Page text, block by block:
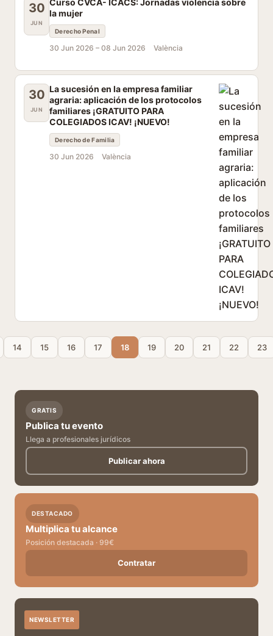
30
JUN
Curso CVCA- ICACS: Jornadas violencia sobre
la mujer
Derecho Penal
30 Jun 2026 – 08 Jun 2026 València
30
JUN
La sucesión en la empresa familiar
agraria: aplicación de los protocolos
familiares ¡GRATUITO PARA
COLEGIADOS ICAV! ¡NUEVO!
Derecho de Familia
30 Jun 2026 València
14 15 16 17 18 19 20 21 22 23
GRATIS
Publica tu evento
Llega a profesionales jurídicos
Publicar ahora
DESTACADO
Multiplica tu alcance
Posición destacada · 99€
Contratar
NEWSLETTER